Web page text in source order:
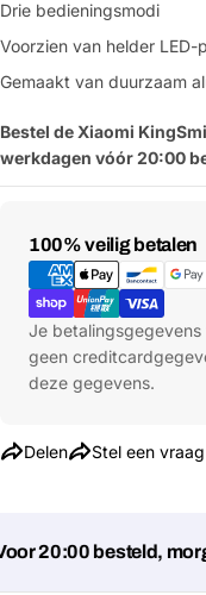
Drie bedieningsmodi
Voorzien van helder LED-
Gemaakt van duurzaam
Bestel de Xiaomi
werkdagen vóór 20:00
100% veilig betalen
Betaalmethoden
Je
geen
deze gegevens.
Delen
Deel dit product
Delen
Stel een vraag
Jouw
Jouw
Jouw
telefoon
Velden gemarkeerd
20:00 besteld,